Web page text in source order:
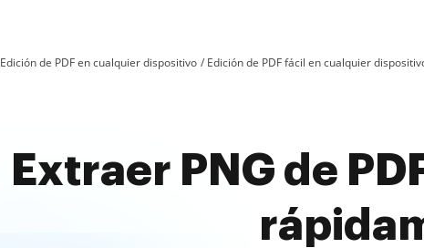
Edición de PDF en cualquier dispositivo Edición de PDF fácil en cualquier
Extraer PNG de